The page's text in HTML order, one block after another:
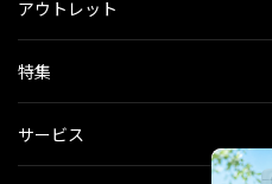
アウトレット
特集
サービス